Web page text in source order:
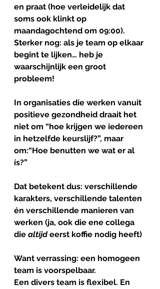
en praat (hoe verleidelijk dat
soms ook klinkt op
maandagochtend om 09:00).
Sterker nog: als je team op elkaar
begint te lijken… heb je
waarschijnlijk een groot
probleem!
In organisaties die werken vanuit
positieve gezondheid draait het
niet om “hoe krijgen we iedereen
in hetzelfde keurslijf?”, maar
om:“Hoe benutten we wat er al
ís?”
Dat betekent dus: verschillende
karakters, verschillende talenten
én verschillende manieren van
werken (ja, ook die ene collega
die altijd eerst koffie nodig heeft)
Want verrassing: een homogeen
team is voorspelbaar.
Een divers team is flexibel. En